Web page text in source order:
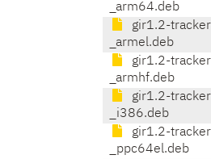
_arm64.deb
gir1.2-
_armel.deb
gir1.2-
_armhf.deb
gir1.2-
_i386.deb
gir1.2-
_ppc64el.deb